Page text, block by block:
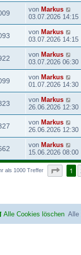
von Markus
03.07.2026 14:15
von Markus
03.07.2026 14:15
von Markus
03.07.2026 06:30
von Markus
01.07.2026 14:30
von Markus
26.06.2026 12:30
von Markus
26.06.2026 12:30
von Markus
15.06.2026 08:00
als 1000 Treffer Seite1
Alle
Alle Cookies löschen